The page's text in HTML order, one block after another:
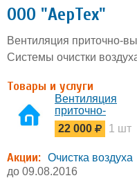
ООО "АерТех"
Вентиляция приточно-
Системы очистки
Товары и услуги
Вентиляция
приточно-
вытяжная с
рекуператором
22 000 1 шт
Акции: Очистка воздуха
до 09.08.2016